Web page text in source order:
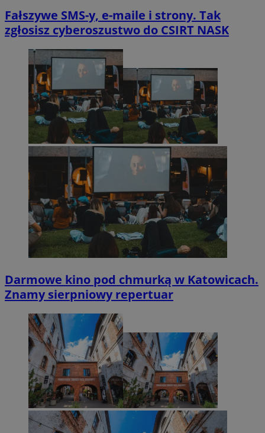
Fałszywe SMS-y, e-maile i strony. Tak
zgłosisz cyberoszustwo do CSIRT NASK
Darmowe kino pod chmurką w Katowicach.
Znamy sierpniowy repertuar